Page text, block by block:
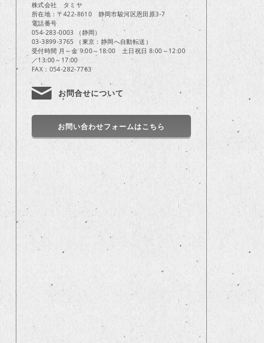
株式会社 タミヤ
所在地：〒422-8610 静岡市駿河区恩田原3-7
電話番号
054-283-0003 （静岡）
03-3899-3765 （東京：静岡へ自動転送）
受付時間 月～金 9:00～18:00 土日祝日 8:00～12:00
／13:00～17:00
FAX：054-282-7763
お問合せについて
お問い合わせフォームはこちら